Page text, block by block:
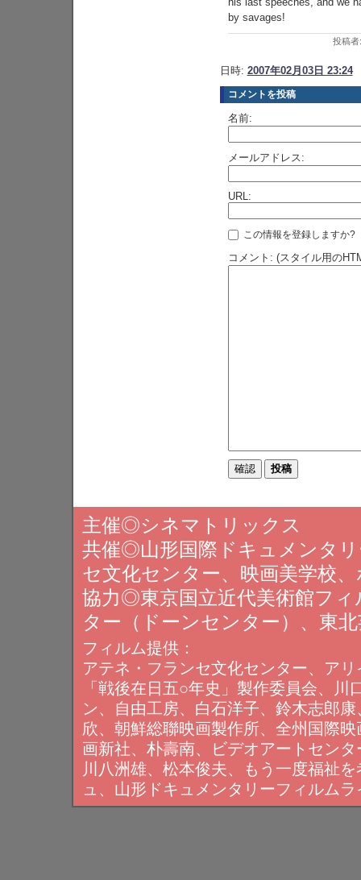
by savages!
投稿
日時: 2007年02月03日 23:24
コメントを投稿
名前:
メールアドレス:
URL:
この情報を登録しますか?
コメント: (スタイル用の
主催◎シネマトリックス
共催◎山形国際ドキュメンタ
セ文化センター、映画美学校
協力◎東京国立近代美術館フ
ター（ドーンセンター）、東
フィルム提供：
アテネ・フランセ文化センター、ア
「戦後在日五○年史」製作委員会、
ン、自由工房、白石洋子、鈴木志郎
欣、朝鮮総聯映画製作所、全州国際
画新社、朴壽南、ビデオアートセン
川八洲雄、松本俊夫、もう一度福祉
ュ、山形ドキュメンタリーフィルム